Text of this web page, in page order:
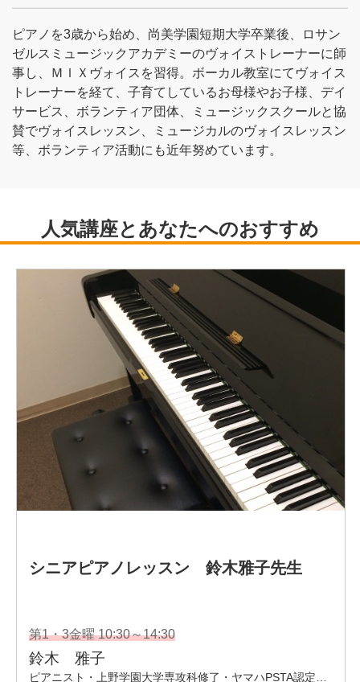
ピアノを3歳から始め、尚美学園短期大学卒業後、ロサン
ゼルスミュージックアカデミーのヴォイストレーナーに師
事し、ＭＩＸヴォイスを習得。ボーカル教室にてヴォイス
トレーナーを経て、子育てしているお母様やお子様、デイ
サービス、ボランティア団体、ミュージックスクールと協
賛でヴォイスレッスン、ミュージカルのヴォイスレッスン
等、ボランティア活動にも近年努めています。